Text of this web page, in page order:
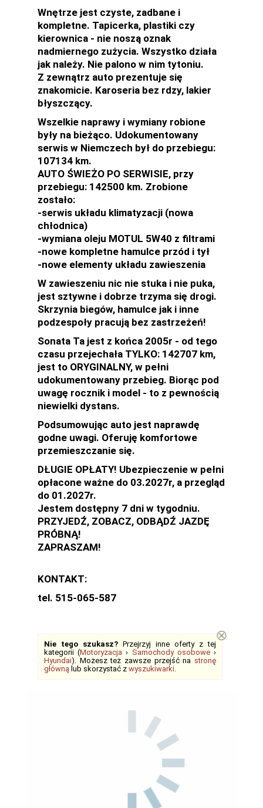
Wnętrze jest czyste, zadbane i
kompletne. Tapicerka, plastiki czy
kierownica - nie noszą oznak
nadmiernego zużycia. Wszystko działa
jak należy. Nie palono w nim tytoniu.
Z zewnątrz auto prezentuje się
znakomicie. Karoseria bez rdzy, lakier
błyszczący.
Wszelkie naprawy i wymiany robione
były na bieżąco. Udokumentowany
serwis w Niemczech był do przebiegu:
107134 km.
AUTO ŚWIEŻO PO SERWISIE, przy
przebiegu: 142500 km. Zrobione
zostało:
-serwis układu klimatyzacji (nowa
chłodnica)
-wymiana oleju MOTUL 5W40 z filtrami
-nowe kompletne hamulce przód i tył
-nowe elementy układu zawieszenia
W zawieszeniu nic nie stuka i nie puka,
jest sztywne i dobrze trzyma się drogi.
Skrzynia biegów, hamulce jak i inne
podzespoły pracują bez zastrzeżeń!
Sonata Ta jest z końca 2005r - od tego
czasu przejechała TYLKO: 142707 km,
jest to ORYGINALNY, w pełni
udokumentowany przebieg. Biorąc pod
uwagę rocznik i model - to z pewnością
niewielki dystans.
Podsumowując auto jest naprawdę
godne uwagi. Oferuję komfortowe
przemieszczanie się.
DŁUGIE OPŁATY! Ubezpieczenie w pełni
opłacone ważne do 03.2027r, a przegląd
do 01.2027r.
Jestem dostępny 7 dni w tygodniu.
PRZYJEDŹ, ZOBACZ, ODBĄDŹ JAZDĘ
PRÓBNĄ!
ZAPRASZAM!
KONTAKT:
tel. 515-065-587
Nie tego szukasz? Przejrzyj inne oferty z tej
kategorii (Motoryzacja › Samochody osobowe›
Hyundai). Możesz też zawsze przejść na stronę
główną lub skorzystać z wyszukiwarki
⊗